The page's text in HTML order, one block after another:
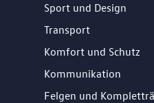
Sport und Design
Transport
Komfort und Schutz
Kommunikation
Felgen und